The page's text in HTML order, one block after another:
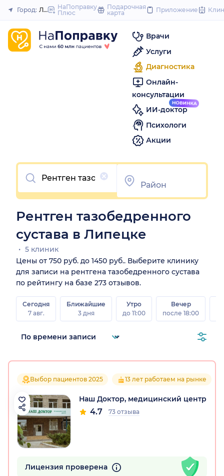
to
Закрыть
Город: ЛипецкНаПоправку
Плюс
Подарочная
карта
Приложение
Врачи
Услуги
Диагностика
Онлайн-
консультации
ИИ-доктор
Психологи
Акции
Очистить
Рентген тазобедренного
сустава в Липецке
5 клиник
Цены от 750 руб. до 1450 руб.. Выберите клинику
для записи на рентгена тазобедренного сустава
по рейтингу на базе 273 отзывов.
Сегодня
7 авг.
Ближайшие
3 дня
Утро
до 11:00
Вечер
после 18:00
Выбор пациентов 2025 13 лет работаем на рынке
Наш Доктор, медицинский центр
4.7 73 отзыва
Лицензия проверена